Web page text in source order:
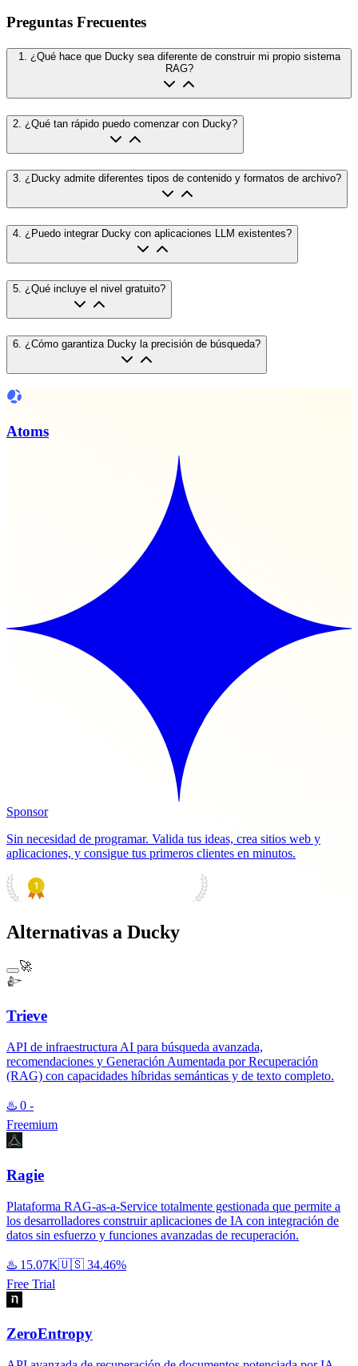
Preguntas Frecuentes
1
¿Qué hace que Ducky sea diferente de construir mi propio sistema
RAG?
2 ¿Qué tan rápido puedo comenzar con Ducky?
3. ¿Ducky admite diferentes tipos de contenido y formatos de archivo?
4. ¿Puedo integrar Ducky con aplicaciones LLM existentes?
5 ¿Qué incluye el nivel gratuito?
6 ¿Cómo garantiza Ducky la precisión de búsqueda?
Atoms
Sponsor
Sin necesidad de programar. Valida tus ideas, crea sitios web y
aplicaciones, y consigue tus primeros clientes en minutos.
Alternativas a Ducky
🚀
Trieve
API de infraestructura AI para búsqueda avanzada,
recomendaciones y Generación Aumentada por Recuperación
(RAG) con capacidades híbridas semánticas y de texto completo.
♨️ 0 -
Freemium
Ragie
Plataforma RAG-as-a-Service totalmente gestionada que permite a
los desarrolladores construir aplicaciones de IA con integración de
datos sin esfuerzo y funciones avanzadas de recuperación.
♨️ 15.07K🇺🇸 34.46%
Free Trial
ZeroEntropy